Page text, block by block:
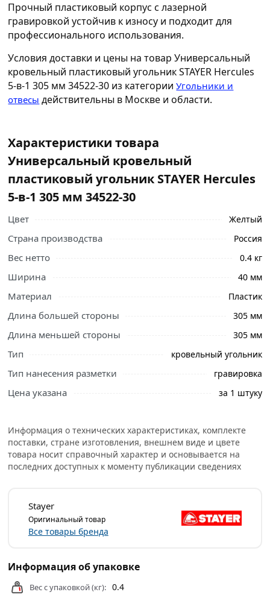
Прочный пластиковый корпус с лазерной
гравировкой устойчив к износу и подходит для
профессионального использования.
Условия доставки и цены на товар Универсальный
кровельный пластиковый угольник STAYER Hercules
5-в-1 305 мм 34522-30 из категорииУгольники и
отвесы действительны в Москве и области.
Характеристики товара
Универсальный кровельный
пластиковый угольник STAYER Hercules
5-в-1 305 мм 34522-30
Цвет Желтый
Страна производства Россия
Вес нетто 0.4 кг
Ширина 40 мм
Материал Пластик
Длина большей стороны 305 мм
Длина меньшей стороны 305 мм
Тип кровельный угольник
Тип нанесения разметки гравировка
Цена указана за 1 штуку
Информация о технических характеристиках, комплекте
поставки, стране изготовления, внешнем виде и цвете
товара носит справочный характер и основывается на
последних доступных к моменту публикации сведениях
Stayer
Оригинальный товар
Все товары бренда
Информация об упаковке
Вес с упаковкой (кг): 0.4